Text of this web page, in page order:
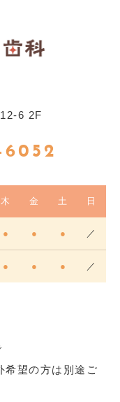
6 2F
木 金 土 日
● ● ● ／
● ● ● ／
希望の方は別途ご